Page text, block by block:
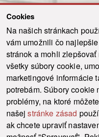
Cookies
Na našich stránkach
vám umožnili čo
stránok a mohli
všetky súbory cookie,
marketingové informácie
potrebám. Súbory cookie
problémy, na ktoré
našejstránke zásad
ak chcete upraviť
© 2021-2026 ku.sk. Všetky práva
Vyhlásenie